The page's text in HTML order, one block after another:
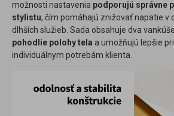
možnosti nastavenia podporujú správne
stylistu, čím pomáhajú znižovať napätie v
dlhších služieb. Sada obsahuje dva
pohodlie polohy tela a umožňujú lepšie
individuálnym potrebám klienta.